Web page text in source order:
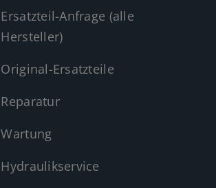
Ersatzteil-Anfrage (alle
Hersteller)
Original-Ersatzteile
Reparatur
Wartung
Hydraulikservice